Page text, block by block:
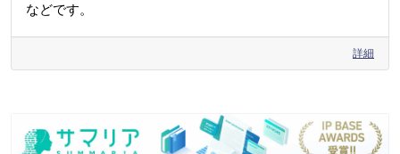
などです。
詳細